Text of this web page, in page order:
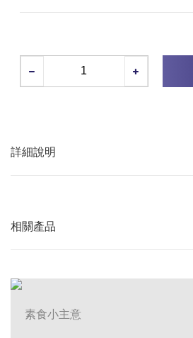
詳細說明
相關產品
素食小主意